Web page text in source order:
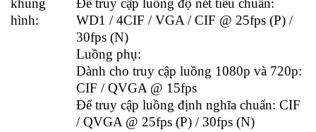
khung
hình:
Để truy cập luồng độ nét tiêu chuẩn:
WD1 / 4CIF / VGA / CIF @ 25fps (P) /
30fps (N)
Luồng phụ:
Dành cho truy cập luồng 1080p và 720p:
CIF / QVGA @ 15fps
Để truy cập luồng định nghĩa chuẩn: CIF
/ QVGA @ 25fps (P) / 30fps (N)